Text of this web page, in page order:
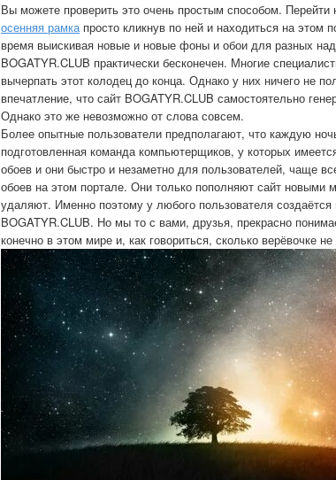
Вы можете проверить это очень простым способом.
осенняя рамкапросто кликнув по ней и находиться на этом
время выискивая новые и новые фоны и обои для разных
BOGATYR.CLUB практически бесконечен. Многие
вычерпать этот колодец до конца. Однако у них ничего не
впечатление, что сайт BOGATYR.CLUB самостоятельно
Однако это же невозможно от слова совсем.
Более опытные пользователи предполагают, что каждую
подготовленная команда компьютерщиков, у которых
обоев и они быстро и незаметно для пользователей, чаще
обоев на этом портале. Они только пополняют сайт
удаляют. Именно поэтому у любого пользователя создаётся
BOGATYR.CLUB. Но мы то с вами, друзья, прекрасно
конечно в этом мире и, как говориться, сколько верёвочке